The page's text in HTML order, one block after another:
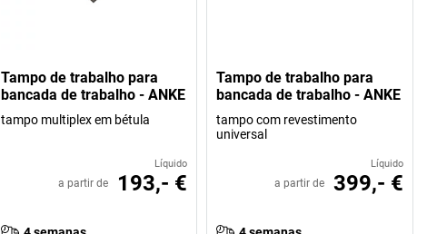
Tampo de trabalho para
bancada de trabalho - ANKE
tampo multiplex em bétula
Líquido
a partir de 193,- €
Tampo de trabalho para
bancada de trabalho - ANKE
tampo com revestimento
universal
Líquido
a partir de 399,- €